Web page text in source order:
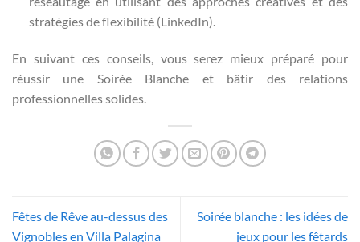
stratégies de flexibilité (LinkedIn).
En suivant ces conseils, vous serez mieux préparé pour
réussir une Soirée Blanche et bâtir des relations
professionnelles solides.
Fêtes de Rêve au-dessus des
Vignobles en Villa Palagina
Soirée blanche : les idées de
jeux pour les fêtards